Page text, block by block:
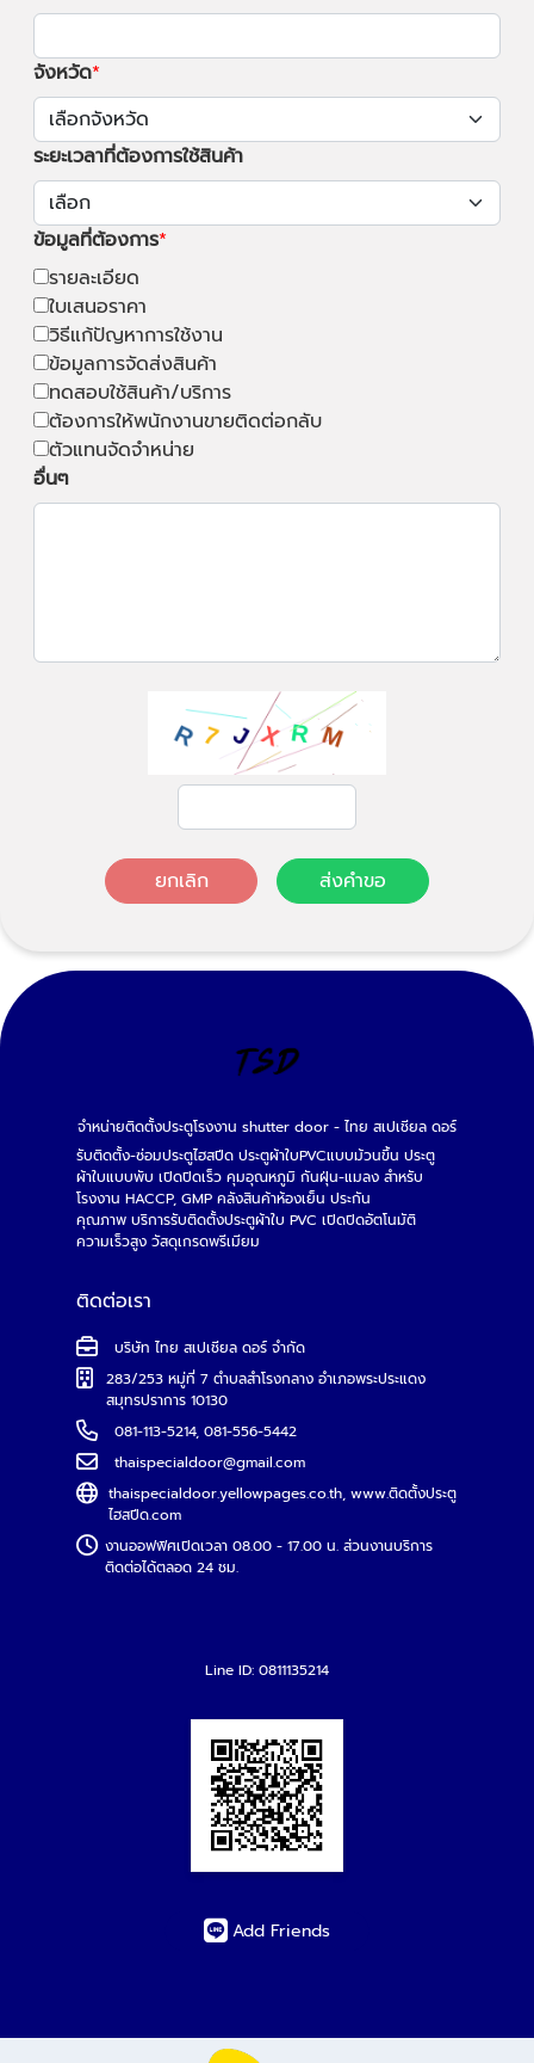
จังหวัด
ระยะเวลาที่ต้องการใช้สินค้า
ข้อมูลที่ต้องการ
รายละเอียด
ใบเสนอราคา
วิธีแก้ปัญหาการใช้งาน
ข้อมูลการจัดส่งสินค้า
ทดสอบใช้สินค้า/บริการ
ต้องการให้พนักงานขายติดต่อกลับ
ตัวแทนจัดจำหน่าย
อื่นๆ
ยกเลิก ส่งคำขอ
จำหน่ายติดตั้งประตูโรงงาน shutter door - ไทย สเปเชียล ดอร์
รับติดตั้ง-ซ่อมประตูไฮสปีด ประตูผ้าใบPVCแบบม้วนขึ้น ประตู
ผ้าใบแบบพับ เปิดปิดเร็ว คุมอุณหภูมิ กันฝุ่น-แมลง สำหรับ
โรงงาน HACCP, GMP คลังสินค้าห้องเย็น ประกัน
คุณภาพ บริการรับติดตั้งประตูผ้าใบ PVC เปิดปิดอัตโนมัติ
ความเร็วสูง วัสดุเกรดพรีเมียม
ติดต่อเรา
บริษัท ไทย สเปเชียล ดอร์ จำกัด
283/253 หมู่ที่ 7 ตำบลสำโรงกลาง อำเภอพระประแดง
สมุทรปราการ 10130
081-113-5214, 081-556-5442
thaispecialdoor@gmail.com
thaispecialdoor.yellowpages.co.th, www.ติดตั้งประตู
ไฮสปีด.com
งานออฟฟิศเปิดเวลา 08.00 - 17.00 น. ส่วนงานบริการ
ติดต่อได้ตลอด 24 ชม.
Line ID: 0811135214
Add Friends